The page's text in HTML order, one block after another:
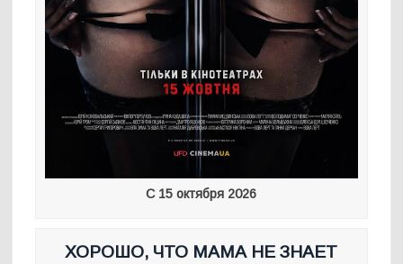
С 15 октября 2026
ХОРОШО, ЧТО МАМА НЕ ЗНАЕТ